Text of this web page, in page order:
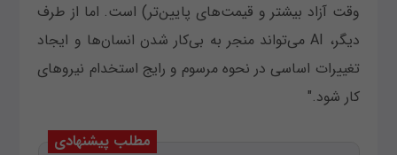
وقت آزاد بیشتر و قیمت‌های پایین‌تر) است. اما از طرف
دیگر، AI می‌تواند منجر به بی‌کار شدن انسان‌ها و ایجاد
تغییرات اساسی در نحوه مرسوم و رایج استخدام نیروهای
کار شود."
مطلب پیشنهادی